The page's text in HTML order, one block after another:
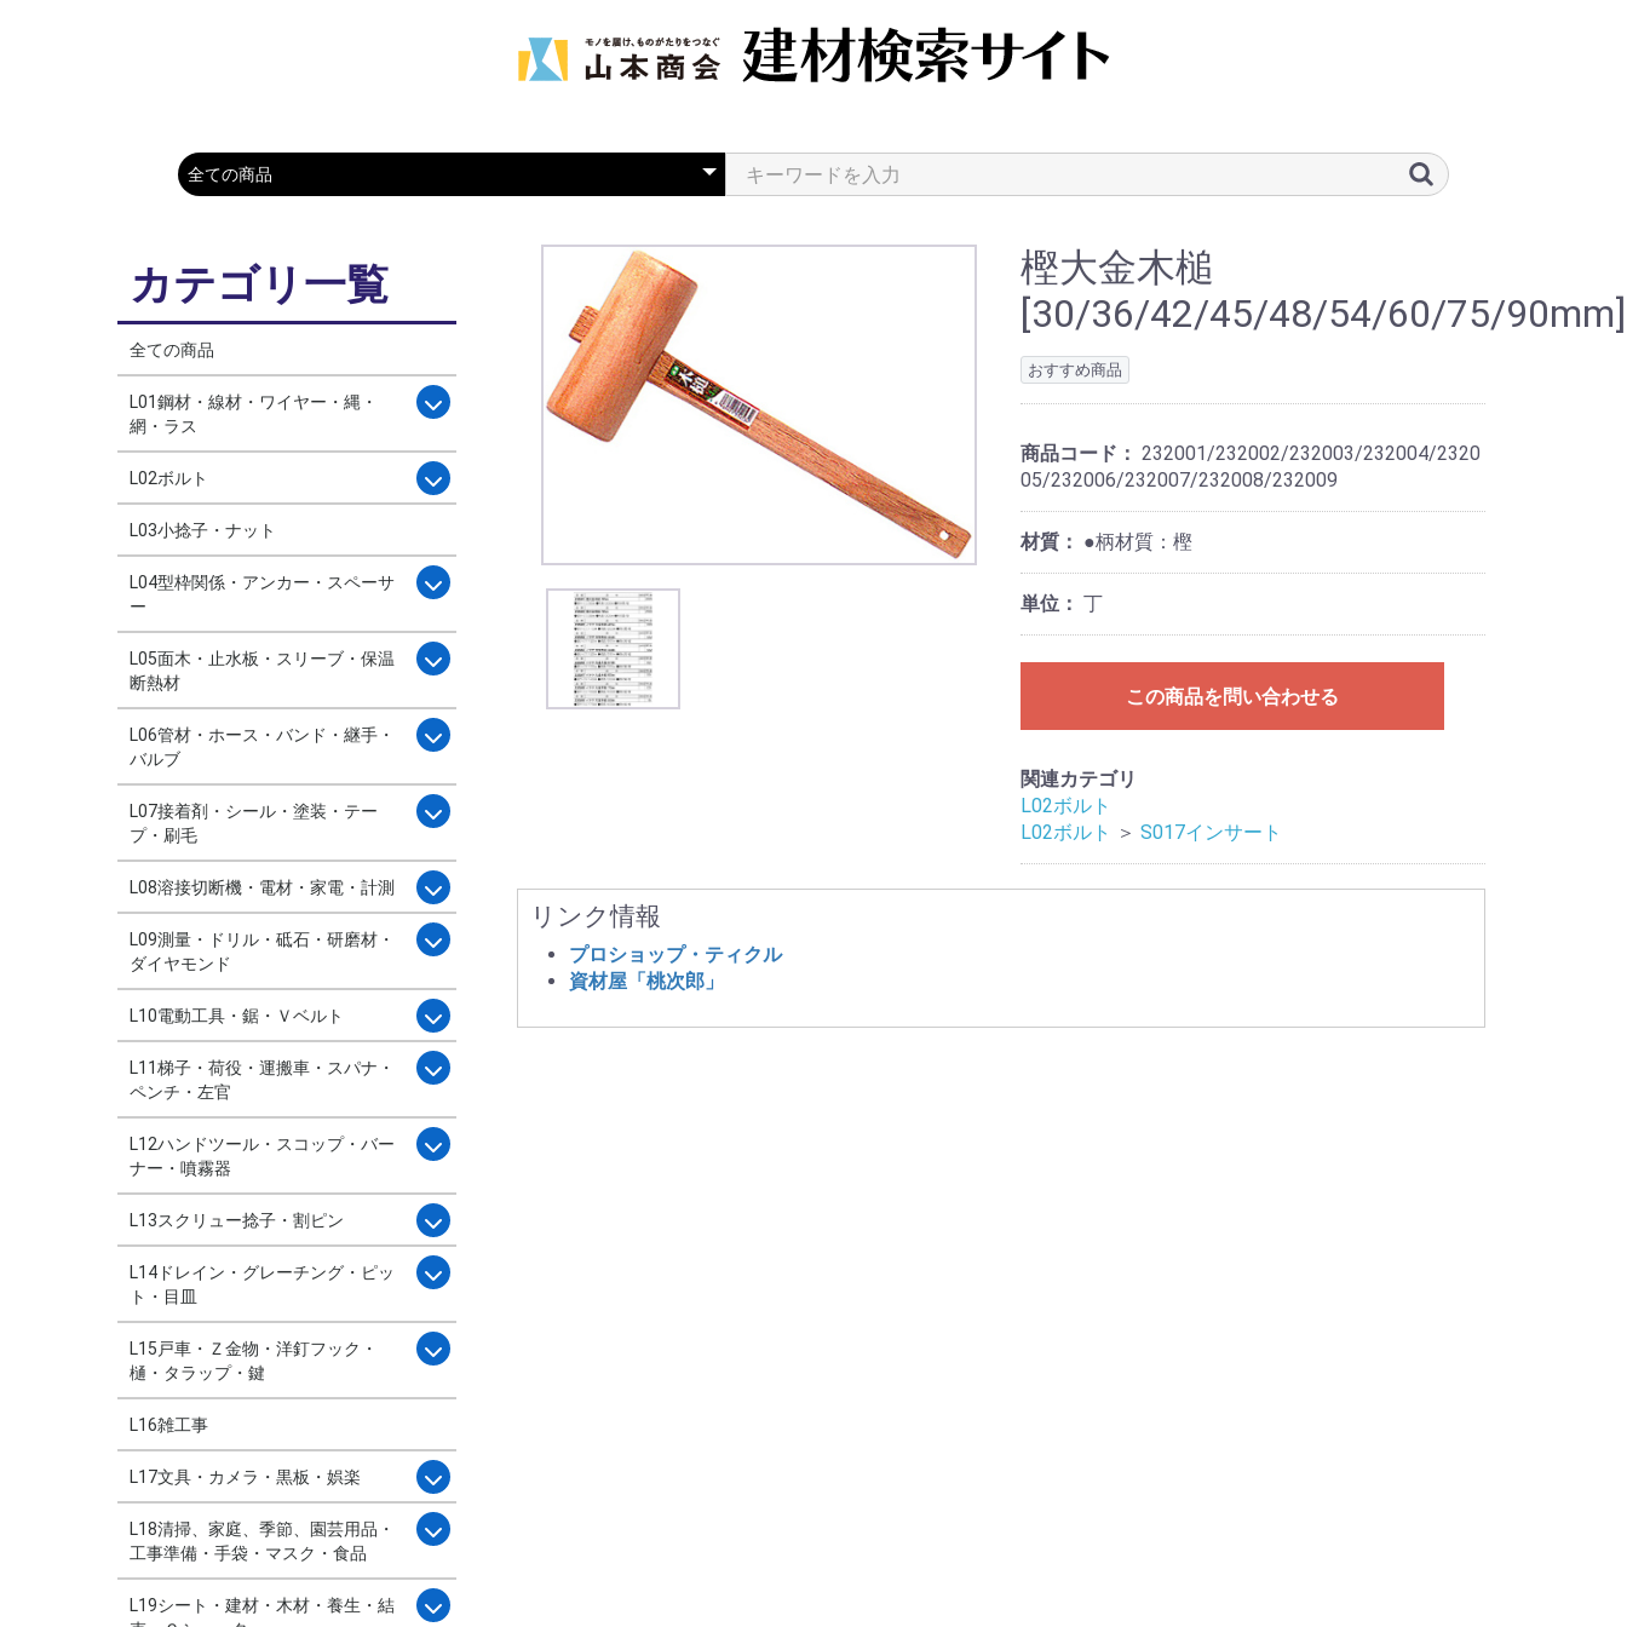
カテゴリ一覧
全ての商品
L01鋼材・線材・ワイヤー・縄・
網・ラス
L02ボルト
L03小捻子・ナット
L04型枠関係・アンカー・スペーサ
ー
L05面木・止水板・スリーブ・保温
断熱材
L06管材・ホース・バンド・継手・
バルブ
L07接着剤・シール・塗装・テー
プ・刷毛
L08溶接切断機・電材・家電・計測
L09測量・ドリル・砥石・研磨材・
ダイヤモンド
L10電動工具・鋸・Ｖベルト
L11梯子・荷役・運搬車・スパナ・
ペンチ・左官
L12ハンドツール・スコップ・バー
ナー・噴霧器
L13スクリュー捻子・割ピン
L14ドレイン・グレーチング・ピッ
ト・目皿
L15戸車・Ｚ金物・洋釘フック・
樋・タラップ・鍵
L16雑工事
L17文具・カメラ・黒板・娯楽
L18清掃、家庭、季節、園芸用品・
工事準備・手袋・マスク・食品
L19シート・建材・木材・養生・結
樫大金木槌
[30/36/42/45/48/54/60/75/90mm]
おすすめ商品
商品コード： 232001/232002/232003/232004/2320
05/232006/232007/232008/232009
材質： ●柄材質：樫
単位： 丁
この商品を問い合わせる
関連カテゴリ
L02ボルト
L02ボルト
＞ S017インサート
リンク情報
プロショップ・ティクル
資材屋「桃次郎」